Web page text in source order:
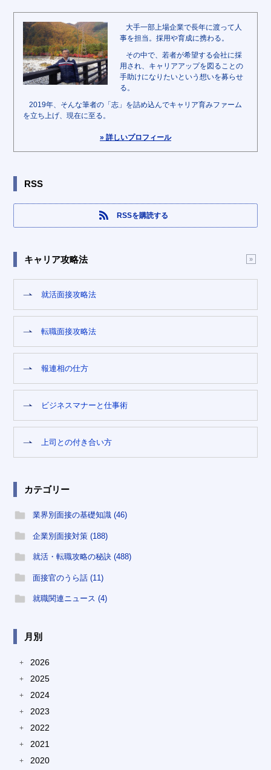
大手一部上場企業で長年に渡って人
事を担当。採用や育成に携わる。
その中で、若者が希望する会社に採
用され、キャリアアップを図ることの
手助けになりたいという想いを募らせ
る。
2019年、そんな筆者の「志」を詰め込んでキャリア育みファーム
を立ち上げ、現在に至る。
» 詳しいプロフィール
RSS
RSSを購読する
キャリア攻略法
就活面接攻略法
転職面接攻略法
報連相の仕方
ビジネスマナーと仕事術
上司との付き合い方
カテゴリー
業界別面接の基礎知識 (46)
企業別面接対策 (188)
就活・転職攻略の秘訣 (488)
面接官のうら話 (11)
就職関連ニュース (4)
月別
+ 2026
+ 2025
+ 2024
+ 2023
+ 2022
+ 2021
+ 2020